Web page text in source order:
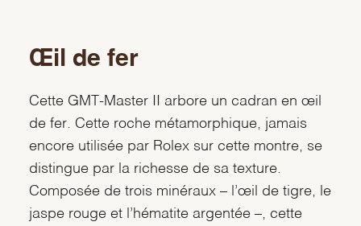
Œil de fer
Cette GMT‑Master II arbore un cadran en œil
de fer. Cette roche métamorphique, jamais
encore utilisée par Rolex sur cette montre, se
distingue par la richesse de sa texture.
Composée de trois minéraux – l’œil de tigre, le
jaspe rouge et l’hématite argentée –, cette